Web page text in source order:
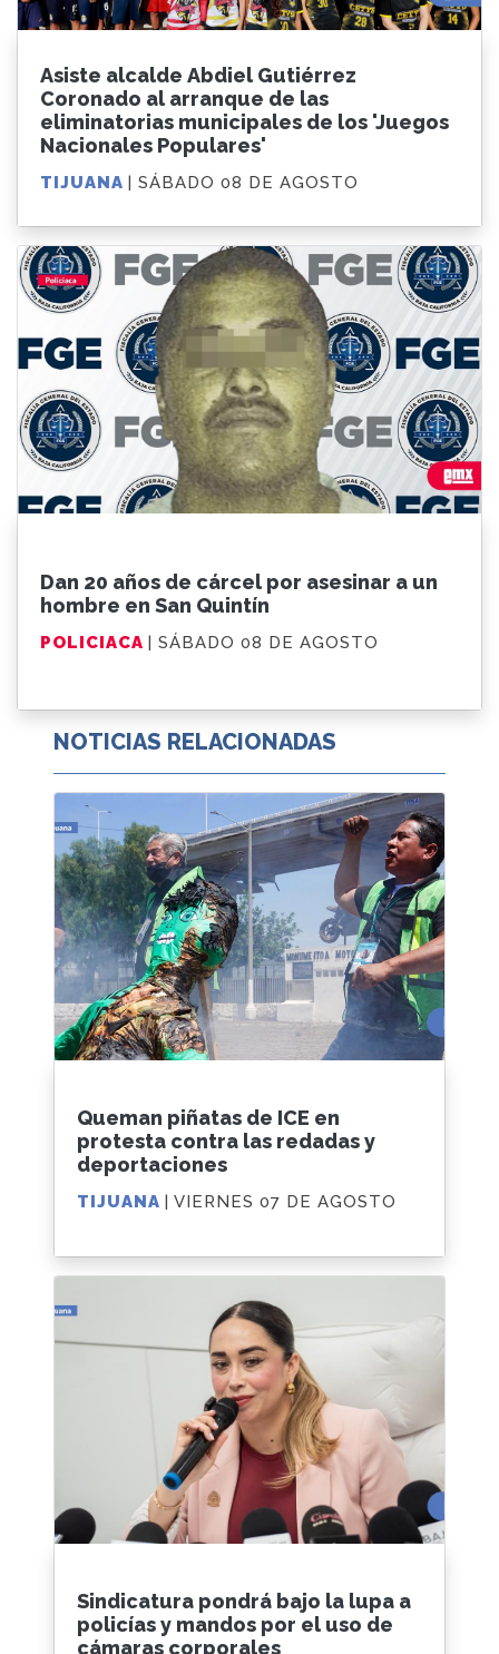
Asiste alcalde Abdiel Gutiérrez
Coronado al arranque de las
eliminatorias municipales de los 'Juegos
Nacionales Populares'
TIJUANA | SÁBADO 08 DE AGOSTO
Dan 20 años de cárcel por asesinar a un
hombre en San Quintín
POLICIACA | SÁBADO 08 DE AGOSTO
NOTICIAS RELACIONADAS
Queman piñatas de ICE en
protesta contra las redadas y
deportaciones
TIJUANA | VIERNES 07 DE AGOSTO
Sindicatura pondrá bajo la lupa a
policías y mandos por el uso de
cámaras corporales